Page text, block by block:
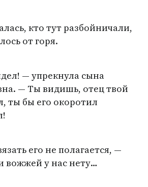
кто тут разбойничали,
от горя.
— упрекнула сына
— Ты видишь, отец твой
ты бы его окоротил
его не полагается, —
вожжей у нас нету…